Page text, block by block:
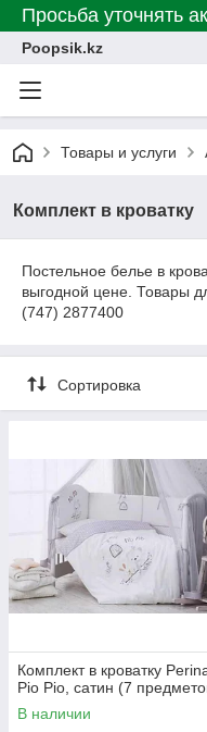
Просьба уточнять
Poopsik.kz
Товары и услуги
Комплект в кроватку
Постельное белье в
выгодной цене. Товары
(747) 2877400
Сортировка
Комплект в кроватку
Pio Pio, сатин (7
В наличии